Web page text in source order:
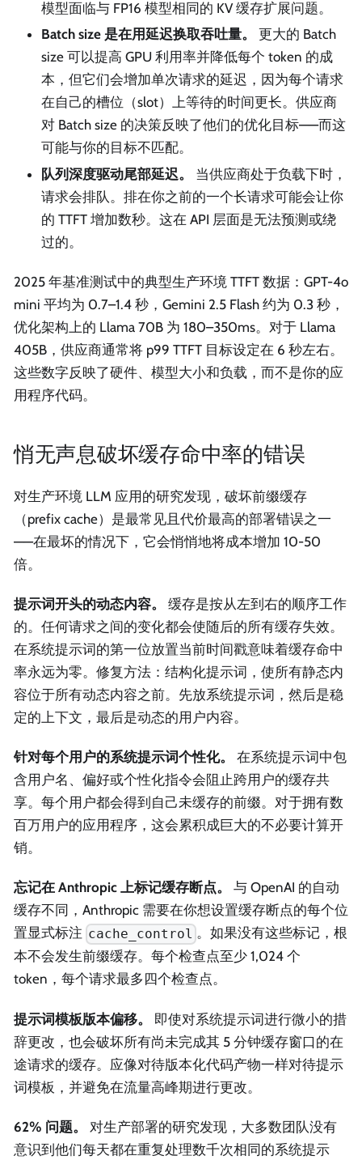
模型面临与 FP16 模型相同的 KV 缓存扩展问题。
Batch size 是在用延迟换取吞吐量。
更大的 Batch
size 可以提高 GPU 利用率并降低每个 token 的成
本，但它们会增加单次请求的延迟，因为每个请求
在自己的槽位（slot）上等待的时间更长。供应商
对 Batch size 的决策反映了他们的优化目标——而这
可能与你的目标不匹配。
队列深度驱动尾部延迟。
当供应商处于负载下时，
请求会排队。排在你之前的一个长请求可能会让你
的 TTFT 增加数秒。这在 API 层面是无法预测或绕
过的。
2025 年基准测试中的典型生产环境 TTFT 数据：GPT-4o
mini 平均为 0.7–1.4 秒，Gemini 2.5 Flash 约为 0.3 秒，
优化架构上的 Llama 70B 为 180–350ms。对于 Llama
405B，供应商通常将 p99 TTFT 目标设定在 6 秒左右。
这些数字反映了硬件、模型大小和负载，而不是你的应
用程序代码。
悄无声息破坏缓存命中率的错误
对生产环境 LLM 应用的研究发现，破坏前缀缓存
（prefix cache）是最常见且代价最高的部署错误之一
——在最坏的情况下，它会悄悄地将成本增加 10-50
倍。
提示词开头的动态内容。
缓存是按从左到右的顺序工作
的。任何请求之间的变化都会使随后的所有缓存失效。
在系统提示词的第一位放置当前时间戳意味着缓存命中
率永远为零。修复方法：结构化提示词，使所有静态内
容位于所有动态内容之前。先放系统提示词，然后是稳
定的上下文，最后是动态的用户内容。
针对每个用户的系统提示词个性化。
在系统提示词中包
含用户名、偏好或个性化指令会阻止跨用户的缓存共
享。每个用户都会得到自己未缓存的前缀。对于拥有数
百万用户的应用程序，这会累积成巨大的不必要计算开
销。
忘记在 Anthropic 上标记缓存断点。
与 OpenAI 的自动
缓存不同，Anthropic 需要在你想设置缓存断点的每个位
置显式标注 cache_control 。如果没有这些标记，根
本不会发生前缀缓存。每个检查点至少 1,024 个
token，每个请求最多四个检查点。
提示词模板版本偏移。
即使对系统提示词进行微小的措
辞更改，也会破坏所有尚未完成其 5 分钟缓存窗口的在
途请求的缓存。应像对待版本化代码产物一样对待提示
词模板，并避免在流量高峰期进行更改。
62% 问题。
对生产部署的研究发现，大多数团队没有
意识到他们每天都在重复处理数千次相同的系统提示